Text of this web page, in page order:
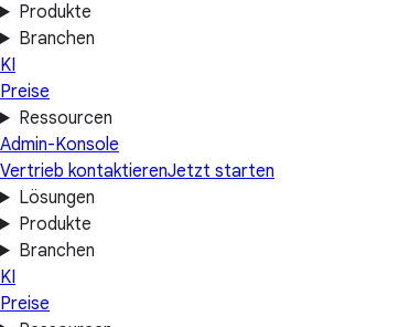
Produkte
Branchen
KI
Preise
Ressourcen
Admin-Konsole
Vertrieb kontaktierenJetzt starten
Lösungen
Produkte
Branchen
KI
Preise